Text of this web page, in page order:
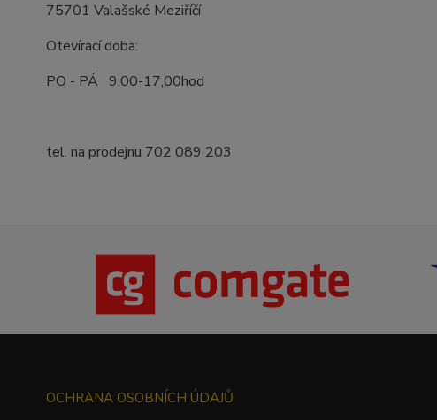
75701 Valašské Meziříčí
Otevírací doba:
PO - PÁ 9,00-17,00hod
tel. na prodejnu 702 089 203
OCHRANA OSOBNÍCH ÚDAJŮ